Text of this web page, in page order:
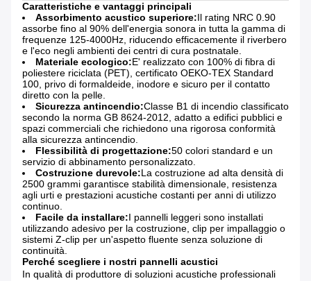
Caratteristiche e vantaggi principali
Assorbimento acustico superiore:Il rating NRC 0.90
assorbe fino al 90% dell'energia sonora in tutta la gamma di
frequenze 125-4000Hz, riducendo efficacemente il riverbero
e l'eco negli ambienti dei centri di cura postnatale.
Materiale ecologico:E' realizzato con 100% di fibra di
poliestere riciclata (PET), certificato OEKO-TEX Standard
100, privo di formaldeide, inodore e sicuro per il contatto
diretto con la pelle.
Sicurezza antincendio:Classe B1 di incendio classificato
secondo la norma GB 8624-2012, adatto a edifici pubblici e
spazi commerciali che richiedono una rigorosa conformità
alla sicurezza antincendio.
Flessibilità di progettazione:50 colori standard e un
servizio di abbinamento personalizzato.
Costruzione durevole:La costruzione ad alta densità di
2500 grammi garantisce stabilità dimensionale, resistenza
agli urti e prestazioni acustiche costanti per anni di utilizzo
continuo.
Facile da installare:I pannelli leggeri sono installati
utilizzando adesivo per la costruzione, clip per impallaggio o
sistemi Z-clip per un'aspetto fluente senza soluzione di
continuità.
Perché scegliere i nostri pannelli acustici
In qualità di produttore di soluzioni acustiche professionali